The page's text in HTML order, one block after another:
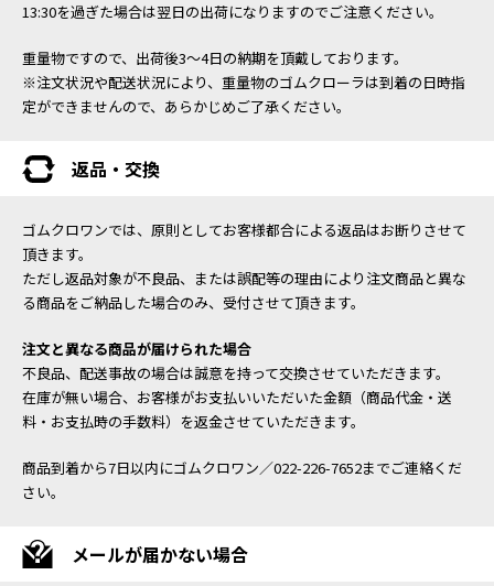
13:30を過ぎた場合は翌日の出荷になりますのでご注意ください。
重量物ですので、出荷後3～4日の納期を頂戴しております。
※注文状況や配送状況により、重量物のゴムクローラは到着の日時指
定ができませんので、あらかじめご了承ください。
返品・交換
ゴムクロワンでは、原則としてお客様都合による返品はお断りさせて
頂きます。
ただし返品対象が不良品、または誤配等の理由により注文商品と異な
る商品をご納品した場合のみ、受付させて頂きます。
注文と異なる商品が届けられた場合
不良品、配送事故の場合は誠意を持って交換させていただきます。
在庫が無い場合、お客様がお支払いいただいた金額（商品代金・送
料・お支払時の手数料）を返金させていただきます。
商品到着から7日以内にゴムクロワン／022-226-7652までご連絡くだ
さい。
メールが届かない場合